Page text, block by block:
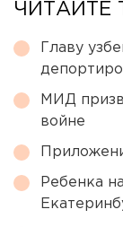
ЧИТАЙТЕ
Главу
МИД
войне
Ребенка